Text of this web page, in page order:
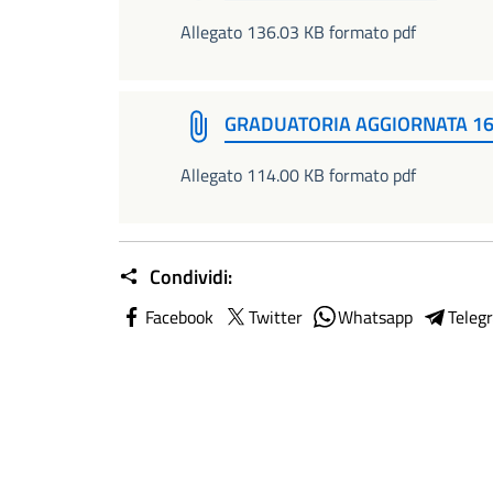
Allegato 136.03 KB formato pdf
GRADUATORIA AGGIORNATA
Allegato 114.00 KB formato pdf
Condividi:
Facebook Twitter Whatsapp